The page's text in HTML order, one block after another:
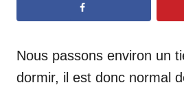
Nous passons environ un
dormir, il est donc normal